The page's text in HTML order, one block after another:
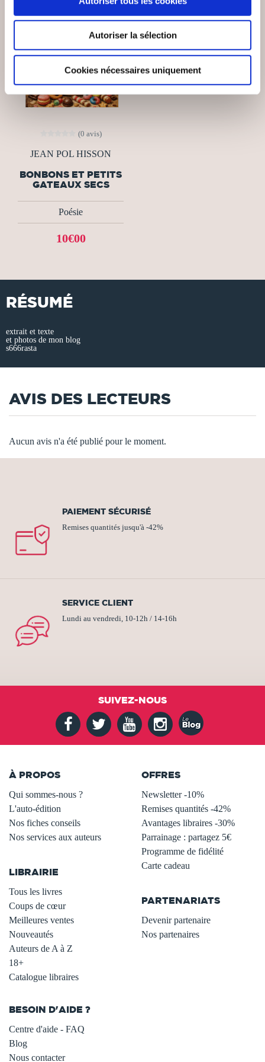
Autoriser la sélection
Cookies nécessaires uniquement
(0 avis)
JEAN POL HISSON
BONBONS ET PETITS
GATEAUX SECS
Poésie
10€00
RÉSUMÉ
extrait et texte
et photos de mon blog
s666rasta
AVIS DES LECTEURS
Aucun avis n'a été publié pour le moment.
PAIEMENT SÉCURISÉ
Remises quantités jusqu'à -42%
SERVICE CLIENT
Lundi au vendredi, 10-12h / 14-16h
SUIVEZ-NOUS
À PROPOS
Qui sommes-nous ?
L'auto-édition
Nos fiches conseils
Nos services aux auteurs
LIBRAIRIE
Tous les livres
Coups de cœur
Meilleures ventes
Nouveautés
Auteurs de A à Z
18+
Catalogue libraires
OFFRES
Newsletter -10%
Remises quantités -42%
Avantages libraires -30%
Parrainage : partagez 5€
Programme de fidélité
Carte cadeau
PARTENARIATS
Devenir partenaire
Nos partenaires
BESOIN D'AIDE ?
Centre d'aide - FAQ
Blog
Nous contacter